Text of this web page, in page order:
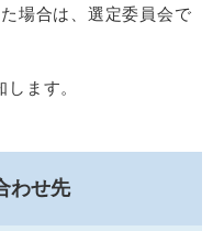
場合は、選定委員会で
ます。
わせ先